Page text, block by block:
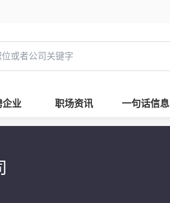
企业 职场资讯 一句话信息